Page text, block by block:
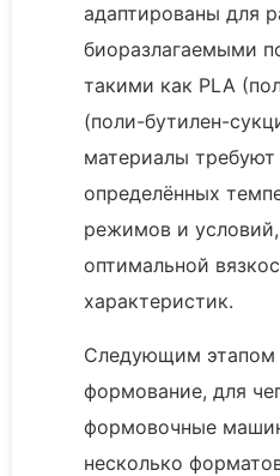
адаптированы для
биоразлагаемыми
такими как PLA
(поли-бутилен-
материалы
определённых
режимов и
оптимальной
характеристик.
Следующим этапом
формование, для
формовочные
несколько